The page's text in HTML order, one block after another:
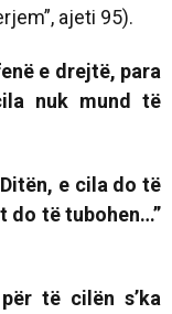
ajeti 95).
e drejtë, para
nuk mund të
e cila do të
do të tubohen…”
të cilën s’ka